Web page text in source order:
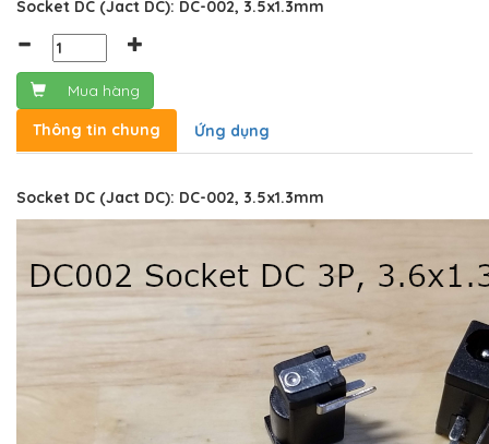
Socket DC (Jact DC): DC-002, 3.5x1.3mm
Mua hàng
Thông tin chung
Ứng dụng
Socket DC (Jact DC): DC-002, 3.5x1.3mm